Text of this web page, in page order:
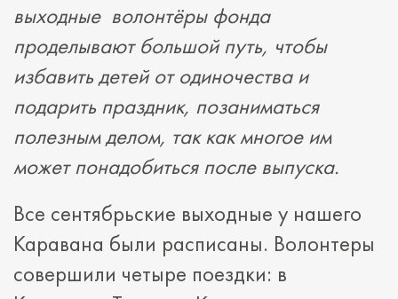
выходные волонтёры фонда
проделывают большой путь, чтобы
избавить детей от одиночества и
подарить праздник, позаниматься
полезным делом, так как многое им
может понадобиться после выпуска.
Все сентябрьские выходные у нашего
Каравана были расписаны. Волонтеры
совершили четыре поездки: в